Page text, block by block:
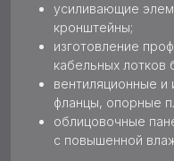
усиливающие
кронштейны;
изготовление
кабельных
вентиляционные
фланцы, опорные
облицовочные
с повышенной